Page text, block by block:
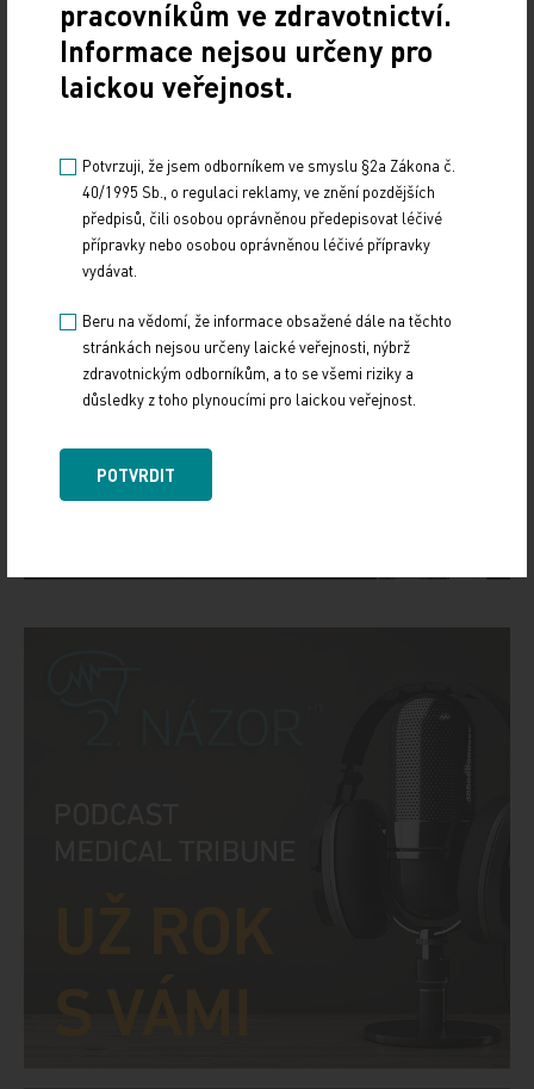
je přesně dvojnásobek povolených 416 hodin za rok.
Takže ano, přesčasy jsou vyřešeny, ale pouze u
lékařů, kteří slouží dvě až tři služby za měsíc, a
dvojí realitu problému s přesčasy – oficiální verzi
nemocnice a to, jak ji vnímají samotní lékaři.
Zdroj: Medical Tribune
IMPORT: TITULY
Sdílejte článek
pracovníkům ve zdravotnictví.
Informace nejsou určeny pro
laickou veřejnost.
Potvrzuji, že jsem odborníkem ve smyslu §2a Zákona č.
40/1995 Sb., o regulaci reklamy, ve znění pozdějších
předpisů, čili osobou oprávněnou předepisovat léčivé
přípravky nebo osobou oprávněnou léčivé přípravky
vydávat.
Beru na vědomí, že informace obsažené dále na těchto
stránkách nejsou určeny laické veřejnosti, nýbrž
zdravotnickým odborníkům, a to se všemi riziky a
důsledky z toho plynoucími pro laickou veřejnost.
POTVRDIT